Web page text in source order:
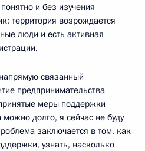
и без изучения
территория возрождается
люди и есть активная
связанный
предпринимательства
меры поддержки
долго, я сейчас не буду
заключается в том, как
узнать, насколько